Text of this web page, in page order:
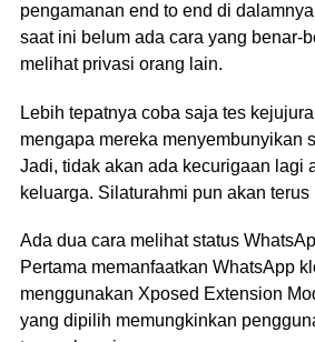
pengamanan end to end di
saat ini belum ada cara yang benar-
melihat privasi orang lain.
Lebih tepatnya coba saja tes
mengapa mereka menyembunyikan
Jadi, tidak akan ada kecurigaan lagi
keluarga. Silaturahmi pun akan
Ada dua cara melihat status
Pertama memanfaatkan WhatsApp
menggunakan Xposed Extension
yang dipilih memungkinkan